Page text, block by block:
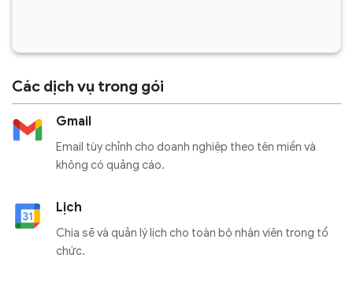
Các dịch vụ trong gói
Gmail
Email tùy chỉnh cho doanh nghiệp theo tên miền và
không có quảng cáo.
Lịch
Chia sẽ và quản lý lịch cho toàn bộ nhân viên trong tổ
chức.